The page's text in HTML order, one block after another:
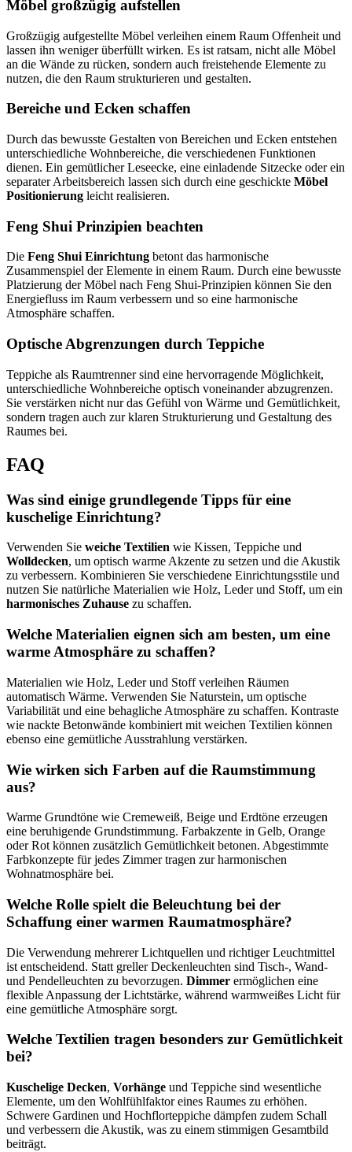
Möbel großzügig aufstellen
Großzügig aufgestellte Möbel verleihen einem Raum Offenheit und
lassen ihn weniger überfüllt wirken. Es ist ratsam, nicht alle Möbel
an die Wände zu rücken, sondern auch freistehende Elemente zu
nutzen, die den Raum strukturieren und gestalten.
Bereiche und Ecken schaffen
Durch das bewusste Gestalten von Bereichen und Ecken entstehen
unterschiedliche Wohnbereiche, die verschiedenen Funktionen
dienen. Ein gemütlicher Leseecke, eine einladende Sitzecke oder ein
separater Arbeitsbereich lassen sich durch eine geschickte Möbel
Positionierung leicht realisieren.
Feng Shui Prinzipien beachten
Die Feng Shui Einrichtung betont das harmonische
Zusammenspiel der Elemente in einem Raum. Durch eine bewusste
Platzierung der Möbel nach Feng Shui-Prinzipien können Sie den
Energiefluss im Raum verbessern und so eine harmonische
Atmosphäre schaffen.
Optische Abgrenzungen durch Teppiche
Teppiche als Raumtrenner sind eine hervorragende Möglichkeit,
unterschiedliche Wohnbereiche optisch voneinander abzugrenzen.
Sie verstärken nicht nur das Gefühl von Wärme und Gemütlichkeit,
sondern tragen auch zur klaren Strukturierung und Gestaltung des
Raumes bei.
FAQ
Was sind einige grundlegende Tipps für eine
kuschelige Einrichtung?
Verwenden Sie weiche Textilien wie Kissen, Teppiche und
Wolldecken, um optisch warme Akzente zu setzen und die Akustik
zu verbessern. Kombinieren Sie verschiedene Einrichtungsstile und
nutzen Sie natürliche Materialien wie Holz, Leder und Stoff, um ein
harmonisches Zuhause zu schaffen.
Welche Materialien eignen sich am besten, um eine
warme Atmosphäre zu schaffen?
Materialien wie Holz, Leder und Stoff verleihen Räumen
automatisch Wärme. Verwenden Sie Naturstein, um optische
Variabilität und eine behagliche Atmosphäre zu schaffen. Kontraste
wie nackte Betonwände kombiniert mit weichen Textilien können
ebenso eine gemütliche Ausstrahlung verstärken.
Wie wirken sich Farben auf die Raumstimmung
aus?
Warme Grundtöne wie Cremeweiß, Beige und Erdtöne erzeugen
eine beruhigende Grundstimmung. Farbakzente in Gelb, Orange
oder Rot können zusätzlich Gemütlichkeit betonen. Abgestimmte
Farbkonzepte für jedes Zimmer tragen zur harmonischen
Wohnatmosphäre bei.
Welche Rolle spielt die Beleuchtung bei der
Schaffung einer warmen Raumatmosphäre?
Die Verwendung mehrerer Lichtquellen und richtiger Leuchtmittel
ist entscheidend. Statt greller Deckenleuchten sind Tisch-, Wand-
und Pendelleuchten zu bevorzugen. Dimmer ermöglichen eine
flexible Anpassung der Lichtstärke, während warmweißes Licht für
eine gemütliche Atmosphäre sorgt.
Welche Textilien tragen besonders zur Gemütlichkeit
bei?
Kuschelige Decken, Vorhänge und Teppiche sind wesentliche
Elemente, um den Wohlfühlfaktor eines Raumes zu erhöhen.
Schwere Gardinen und Hochflorteppiche dämpfen zudem Schall
und verbessern die Akustik, was zu einem stimmigen Gesamtbild
beiträgt.